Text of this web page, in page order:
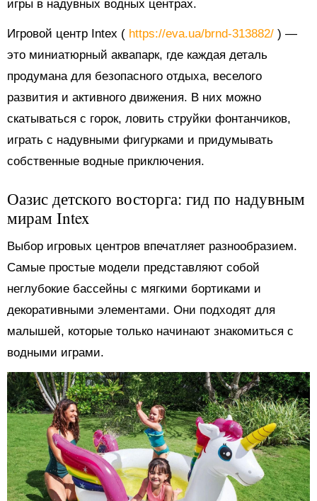
игры в надувных водных центрах.
Игровой центр Intex ( https://eva.ua/brnd-313882/ ) —
это миниатюрный аквапарк, где каждая деталь
продумана для безопасного отдыха, веселого
развития и активного движения. В них можно
скатываться с горок, ловить струйки фонтанчиков,
играть с надувными фигурками и придумывать
собственные водные приключения.
Оазис детского восторга: гид по надувным
мирам Intex
Выбор игровых центров впечатляет разнообразием.
Самые простые модели представляют собой
неглубокие бассейны с мягкими бортиками и
декоративными элементами. Они подходят для
малышей, которые только начинают знакомиться с
водными играми.